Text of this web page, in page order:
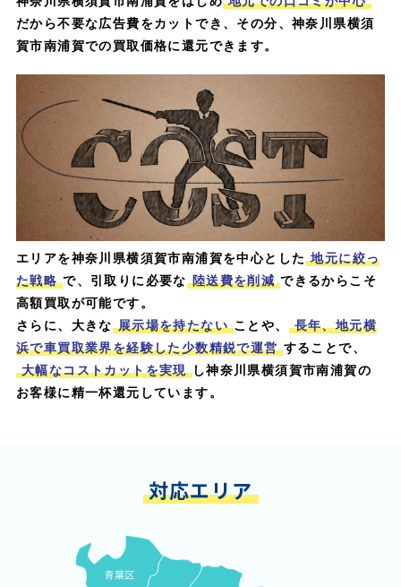
だから不要な広告費をカットでき、その分、神奈川県横須
賀市南浦賀での買取価格に還元できます。
エリアを神奈川県横須賀市南浦賀を中心とした 地元に絞っ
た戦略 で、引取りに必要な 陸送費を削減 できるからこそ
高額買取が可能です。
さらに、大きな 展示場を持たない ことや、
長年、地元横
浜で車買取業界を経験した少数精鋭で運営 することで、
大幅なコストカットを実現 し神奈川県横須賀市南浦賀の
お客様に精一杯還元しています。
対応エリア